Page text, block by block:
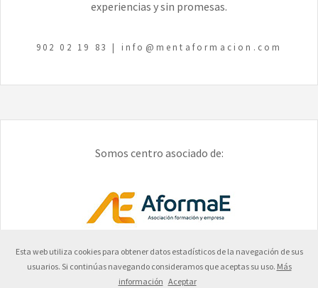
Esta web utiliza cookies para obtener datos estadísticos de la navegación de sus
usuarios. Si continúas navegando consideramos que aceptas su uso. Más
información Aceptar
experiencias y sin promesas.
902 02 19 83 | info@mentaformacion.com
Somos centro asociado de: